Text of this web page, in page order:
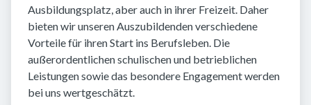
Ausbildungsplatz, aber auch in ihrer Freizeit. Daher
bieten wir unseren Auszubildenden verschiedene
Vorteile für ihren Start ins Berufsleben. Die
außerordentlichen schulischen und betrieblichen
Leistungen sowie das besondere Engagement werden
bei uns wertgeschätzt.